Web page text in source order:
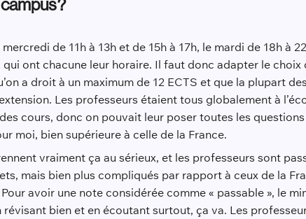
?
de 11h à 13h et de 15h à 17h, le mardi de 18h à
qui ont chacune leur horaire. Il faut donc adapter le
a droit à un maximum de 12 ECTS et que la plupart
Les professeurs étaient tous globalement à
cours, donc on pouvait leur poser toutes les
moi, bien supérieure à celle de la France.
vraiment ça au sérieux, et les professeurs sont
mais bien plus compliqués par rapport à ceux de la
avoir une note considérée comme « passable », le
révisant bien et en écoutant surtout, ça va. Les